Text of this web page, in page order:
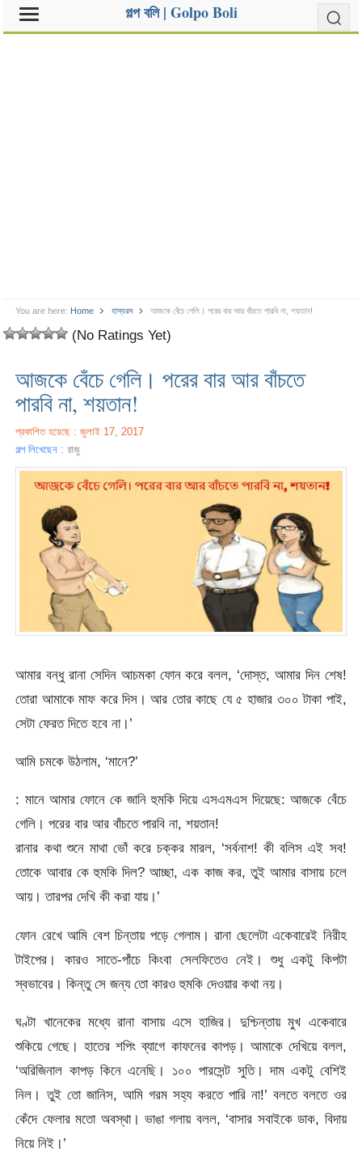
গল্প বলি | Golpo Boli
You are here: Home হাস্যরস আজকে বেঁচে গেলি। পরের বার আর বাঁচতে পারবি না, শয়তান!
(No Ratings Yet)
আজকে বেঁচে গেলি। পরের বার আর বাঁচতে
পারবি না, শয়তান!
প্রকাশিত হয়েছে : জুলাই 17, 2017
গল্প লিখেছেন :রাজু
আমার বন্ধু রানা সেদিন আচমকা ফোন করে বলল, ‘দোস্ত, আমার দিন শেষ!
তোরা আমাকে মাফ করে দিস। আর তোর কাছে যে ৫ হাজার ৩০০ টাকা পাই,
সেটা ফেরত দিতে হবে না।’
আমি চমকে উঠলাম, ‘মানে?’
: মানে আমার ফোনে কে জানি হুমকি দিয়ে এসএমএস দিয়েছে: আজকে বেঁচে
গেলি। পরের বার আর বাঁচতে পারবি না, শয়তান!
রানার কথা শুনে মাথা ভোঁ করে চক্কর মারল, ‘সর্বনাশ! কী বলিস এই সব!
তোকে আবার কে হুমকি দিল? আচ্ছা, এক কাজ কর, তুই আমার বাসায় চলে
আয়। তারপর দেখি কী করা যায়।’
ফোন রেখে আমি বেশ চিন্তায় পড়ে গেলাম। রানা ছেলেটা একেবারেই নিরীহ
টাইপের। কারও সাতে-পাঁচে কিংবা সেলফিতেও নেই। শুধু একটু কিপটা
স্বভাবের। কিন্তু সে জন্য তো কারও হুমকি দেওয়ার কথা নয়।
ঘণ্টা খানেকের মধ্যে রানা বাসায় এসে হাজির। দুশ্চিন্তায় মুখ একেবারে
শুকিয়ে গেছে। হাতের শপিং ব্যাগে কাফনের কাপড়। আমাকে দেখিয়ে বলল,
‘অরিজিনাল কাপড় কিনে এনেছি। ১০০ পারসেন্ট সুতি। দাম একটু বেশিই
নিল। তুই তো জানিস, আমি গরম সহ্য করতে পারি না!’ বলতে বলতে ওর
কেঁদে ফেলার মতো অবস্থা। ভাঙা গলায় বলল, ‘বাসার সবাইকে ডাক, বিদায়
নিয়ে নিই।’